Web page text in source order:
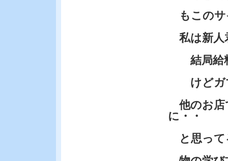
もこのサ
私は新人
結局給料
けどガマ
他のお店
に・・
と思って